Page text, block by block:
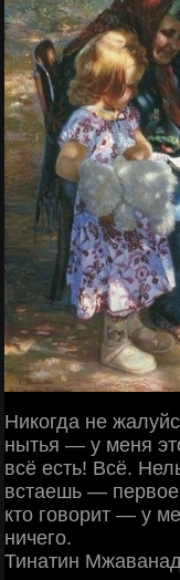
Никогда не
нытья — у меня
всё есть! Всё.
встаешь — первое
кто говорит — у
ничего.
Тинатин